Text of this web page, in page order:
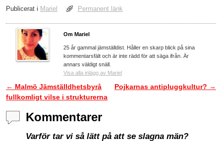
Publicerat i Mariel Permanent länk
Om Mariel
25 år gammal jämställdist. Håller en skarp blick på sina
kommentarsfält och är inte rädd för att säga ifrån. Är
annars väldigt snäll.
Visa alla inlägg av Mariel
Inläggsnavigering
← Malmö Jämställdhetsbyrå
fullkomligt vilse i strukturerna
Pojkarnas antipluggkultur? →
Kommentarer
Varför tar vi så lätt på att se slagna män?